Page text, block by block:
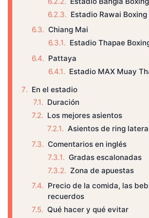
Estadio Rawai Boxing
Chiang Mai
Estadio Thapae
Pattaya
Estadio MAX Muay
En el estadio
Duración
Los mejores asientos
Asientos de ring
Comentarios en inglés
Gradas escalonadas
Zona de apuestas
Precio de la comida, las
recuerdos
Qué hacer y qué evitar